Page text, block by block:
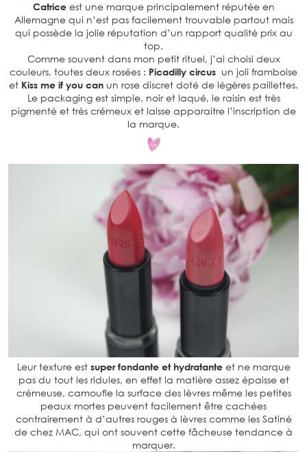
Catriceest une marque principalement réputée en
Allemagne qui n’est pas facilement trouvable partout mais
qui possède la jolie réputation d’un rapport qualité prix au
top.
Comme souvent dans mon petit rituel, j’ai choisi deux
couleurs, toutes deux rosées : Picadilly circus un joli framboise
et Kiss me if you can un rose discret doté de légères paillettes.
Le packaging est simple, noir et laqué, le raisin est très
pigmenté et très crémeux et laisse apparaitre l’inscription de
la marque.
Leur texture estsuper fondante et hydratante et ne marque
pas du tout les ridules, en effet la matière assez épaisse et
crémeuse, camoufle la surface des lèvres même les petites
peaux mortes peuvent facilement être cachées
contrairement à d’autres rouges à lèvres comme les Satiné
de chez MAC, qui ont souvent cette fâcheuse tendance à
marquer.